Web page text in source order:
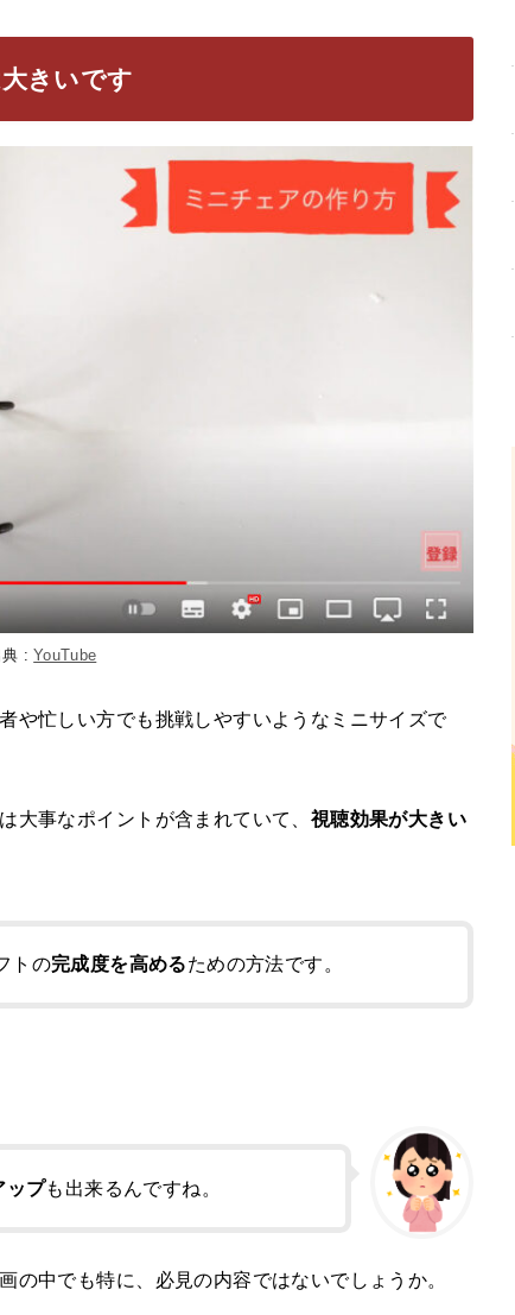
きいです
典 :YouTube
や忙しい方でも挑戦しやすいようなミニサイズで
大事なポイントが含まれていて、 視聴効果が大きい
トの完成度を高めるための方法です。
ップも出来るんですね。
の中でも特に、必見の内容ではないでしょうか。